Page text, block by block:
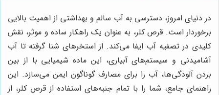
در دنیای امروز، دسترسی به آب سالم و بهداشتی از اهمیت بالایی
برخوردار است. قرص کلر، به عنوان یک راهکار ساده و موثر، نقش
کلیدی در تصفیه آب ایفا می‌کند. از استخرهای شنا گرفته تا آب
آشامیدنی و سیستم‌های آبیاری، این ماده شیمیایی با از بین
بردن آلودگی‌ها، آب را برای مصارف گوناگون ایمن می‌سازد. این
راهنمای جامع، شما را با تمام جنبه‌های استفاده از قرص کلر، از